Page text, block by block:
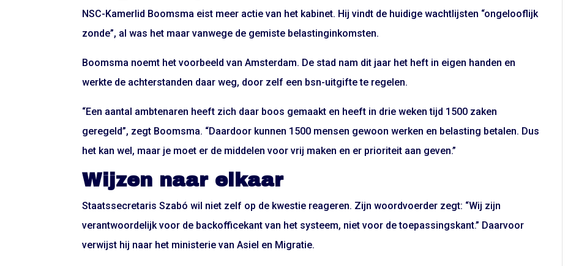
NSC-Kamerlid Boomsma eist meer actie van het kabinet. Hij vindt de huidige wachtlijsten “ongelooflijk
zonde”, al was het maar vanwege de gemiste belastinginkomsten.
Boomsma noemt het voorbeeld van Amsterdam. De stad nam dit jaar het heft in eigen handen en
werkte de achterstanden daar weg, door zelf een bsn-uitgifte te regelen.
“Een aantal ambtenaren heeft zich daar boos gemaakt en heeft in drie weken tijd 1500 zaken
geregeld”, zegt Boomsma. “Daardoor kunnen 1500 mensen gewoon werken en belasting betalen. Dus
het kan wel, maar je moet er de middelen voor vrij maken en er prioriteit aan geven.”
Wijzen naar elkaar
Staatssecretaris Szabó wil niet zelf op de kwestie reageren. Zijn woordvoerder zegt: “Wij zijn
verantwoordelijk voor de backofficekant van het systeem, niet voor de toepassingskant.” Daarvoor
verwijst hij naar het ministerie van Asiel en Migratie.